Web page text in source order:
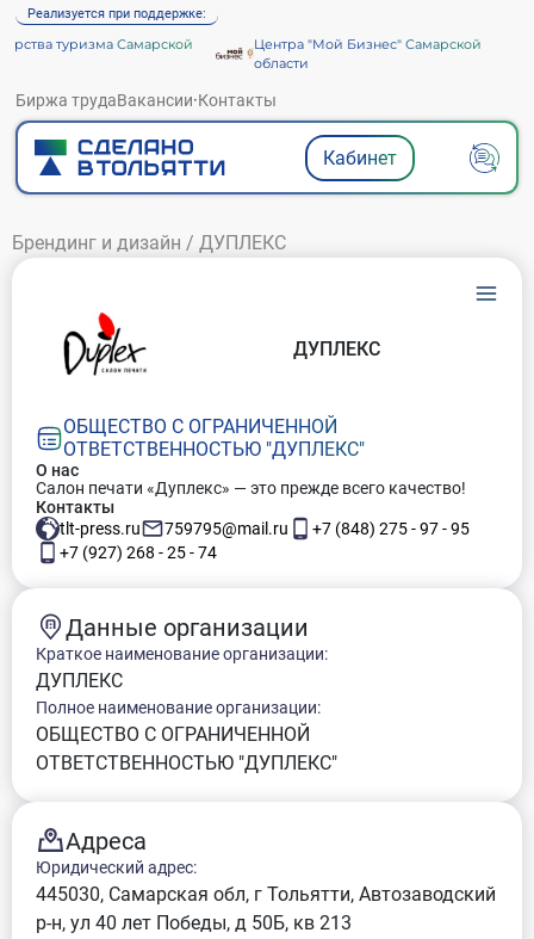
Реализуется при поддержке:
туризма Самарской
Центра "Мой Бизнес" Самарской
области
Биржа трудаВакансии·Контакты
Кабинет
Брендинг и дизайн / ДУПЛЕКС
ОБЩЕСТВО С ОГРАНИЧЕННОЙ
ОТВЕТСТВЕННОСТЬЮ "ДУПЛЕКС"
ДУПЛЕКС
О нас
Салон печати «Дуплекс» — это прежде всего качество!
Контакты
tlt-press.ru
759795@mail.ru
+7 (848) 275 - 97 - 95
+7 (927) 268 - 25 - 74
Данные организации
Краткое наименование организации:
ДУПЛЕКС
Полное наименование организации:
ОБЩЕСТВО С ОГРАНИЧЕННОЙ
ОТВЕТСТВЕННОСТЬЮ "ДУПЛЕКС"
Адреса
Юридический адрес:
445030, Самарская обл, г Тольятти, Автозаводский
р-н, ул 40 лет Победы, д 50Б, кв 213